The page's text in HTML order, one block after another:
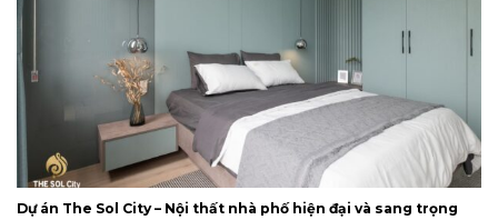
Dự án The Sol City – Nội thất nhà phố hiện đại và sang trọng